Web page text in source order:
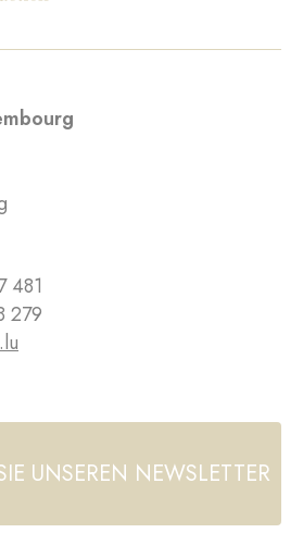
481
279
UNSEREN NEWSLETTER